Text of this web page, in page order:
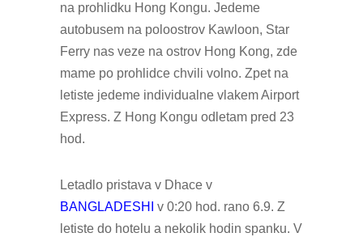
na prohlidku Hong Kongu. Jedeme
autobusem na poloostrov Kawloon, Star
Ferry nas veze na ostrov Hong Kong, zde
mame po prohlidce chvili volno. Zpet na
letiste jedeme individualne vlakem Airport
Express. Z Hong Kongu odletam pred 23
hod.
Letadlo pristava v Dhace v
BANGLADESHI
v 0:20 hod. rano 6.9. Z
letiste do hotelu a nekolik hodin spanku. V